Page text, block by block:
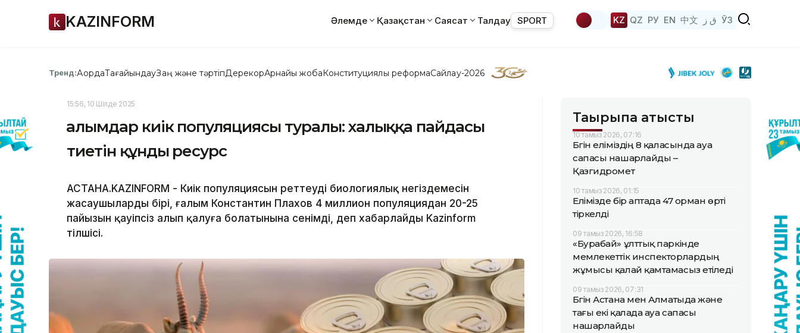
KAZINFORM Әлемде Қазақстан Саясат Талдау SPORT KZ QZ РУ EN 中文 ق ز ЎЗ
Тренд:АқордаТағайындауЗаң және тәртіпДерекқорАрнайы жобаКонституциялық реформаСайлау-2026
15:56, 10 Шілде 2025
Ғалымдар киік популяциясы туралы: халыққа пайдасы
тиетін құнды ресурс
АСТАНА.KAZINFORM - Киік популяциясын реттеудің биологиялық негіздемесін
жасаушылардың бірі, ғалым Константин Плахов 4 миллион популяциядан 20-25
пайызын қауіпсіз алып қалуға болатынына сенімді, деп хабарлайды Kazinform
тілшісі.
Тақырыпқа қатысты
10 тамыз 2026, 07:16
Бүгін еліміздің 8 қаласында ауа
сапасы нашарлайды –
Қазгидромет
10 тамыз 2026, 01:15
Елімізде бір аптада 47 орман өрті
тіркелді
09 тамыз 2026, 16:58
«Бурабай» ұлттық паркінде
мемлекеттік инспекторлардың
жұмысы қалай қамтамасыз етіледі
09 тамыз 2026, 07:31
Бүгін Астана мен Алматыда және
тағы екі қалада ауа сапасы
нашарлайды